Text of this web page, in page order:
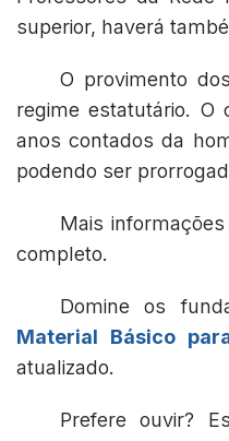
superior, haverá
O provimento
regime estatutário.
anos contados da
podendo ser
Mais
completo.
Domine os
Material Básico
atualizado.
Prefere ouvir?